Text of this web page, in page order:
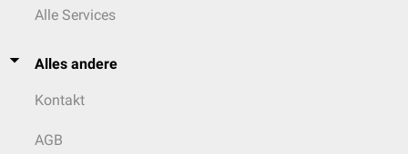
Alle Services
Alles andere
Kontakt
AGB